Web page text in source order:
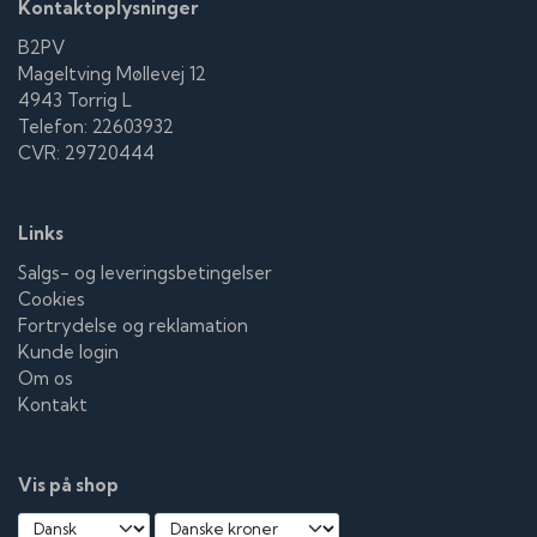
Malanie Njoh som Melanie
Yoseph Kababo som Zaids onkel
Azad Khidir som Iman
Amani Sommer som Politibetjent
Ahmed Ali som Coke dealer 1
Heva Sharif som Coke dealer 2
Ibrahim Raja som Smadret pusher
Kamal El-Ali som Smadret pushers far
Arjumand Bano som Smadret pushers mor
Theis Jensen som Anæstesilæge
Rhassan Muhareb som MMA Kæmper 1
Mikkel Guldbæk som MMA Kæmper 2
Brian Talarek som MMA Træner 1
Anna von Lindholm som Afhøringspar
Rasmus Ritto som Afhøringspar
Ulla Charlotte Rechnagel som Ulla
Kontaktoplysninger
B2PV
Mageltving Møllevej 12
4943 Torrig L
Telefon: 22603932
CVR: 29720444
Links
Salgs- og leveringsbetingelser
Cookies
Fortrydelse og reklamation
Kunde login
Om os
Kontakt
Vis på shop